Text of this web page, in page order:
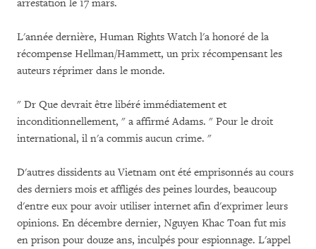
arrestation le 17 mars.
L'année dernière, Human Rights Watch l'a honoré de la
récompense Hellman/Hammett, un prix récompensant les
auteurs réprimer dans le monde.
" Dr Que devrait être libéré immédiatement et
inconditionnellement, " a affirmé Adams. " Pour le droit
international, il n'a commis aucun crime. "
D'autres dissidents au Vietnam ont été emprisonnés au cours
des derniers mois et affligés des peines lourdes, beaucoup
d'entre eux pour avoir utiliser internet afin d'exprimer leurs
opinions. En décembre dernier, Nguyen Khac Toan fut mis
en prison pour douze ans, inculpés pour espionnage. L'appel